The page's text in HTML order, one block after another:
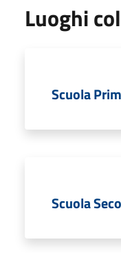
Luoghi
Scuola
Scuola